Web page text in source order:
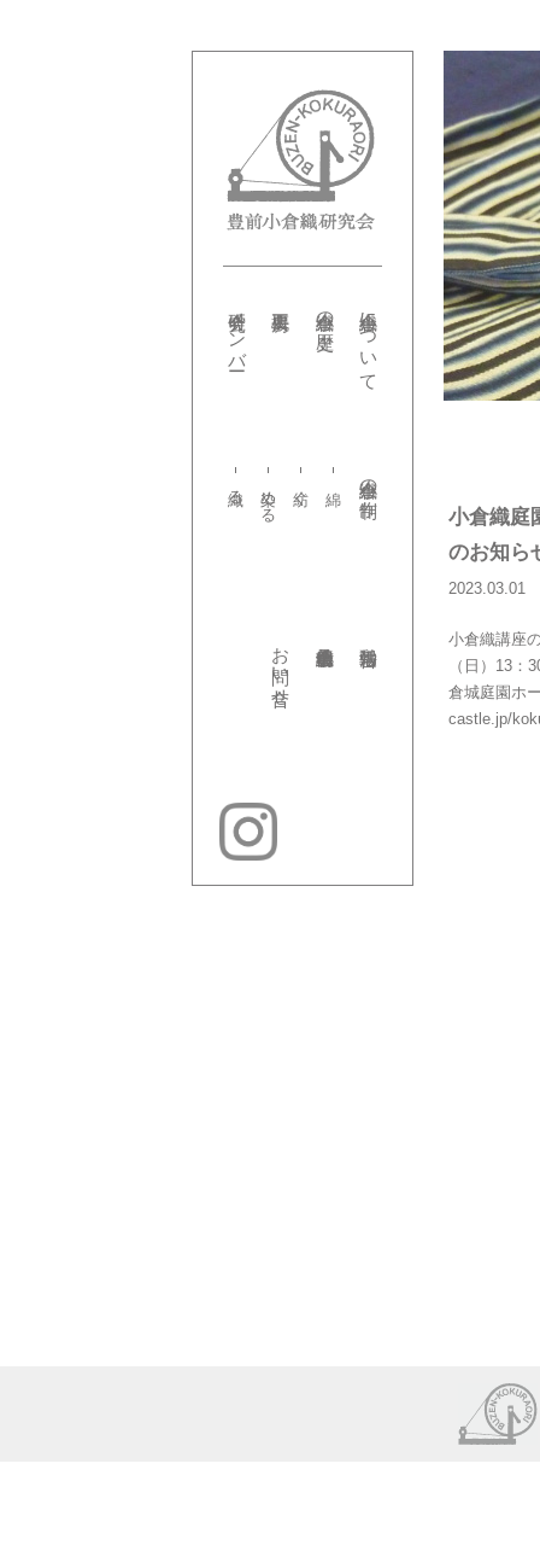
小倉織について
小倉織の歴史
研究会メンバー
小倉織の制作
紡ぐ
染める
織る
お問い合せ
小倉織庭
のお知ら
2023.03.01
小倉織講座
（日）13：
倉城庭園ホ
castle.jp/